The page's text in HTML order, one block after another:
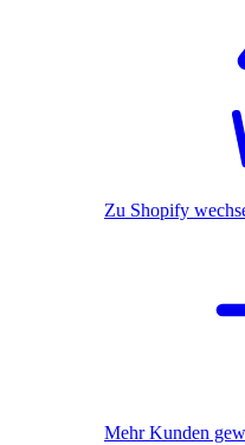
Zu Shopify
Mehr Kunden